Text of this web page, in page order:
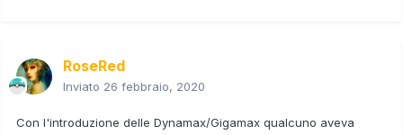
RoseRed
Inviato 26 febbraio, 2020
Con l'introduzione delle Dynamax/Gigamax qualcuno aveva